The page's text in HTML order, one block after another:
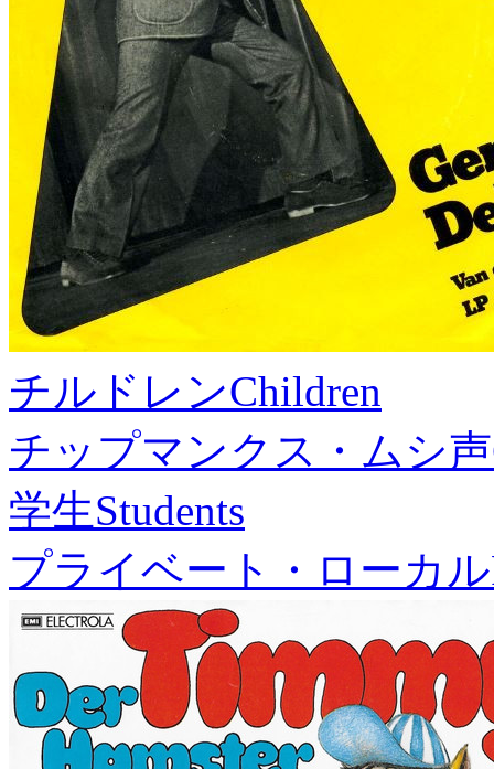
チルドレンChildren
チップマンクス・ムシ声
学生Students
プライベート・ローカル